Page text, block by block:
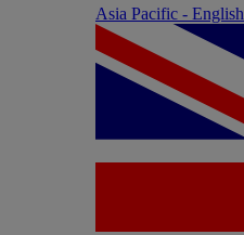
Asia Pacific - English